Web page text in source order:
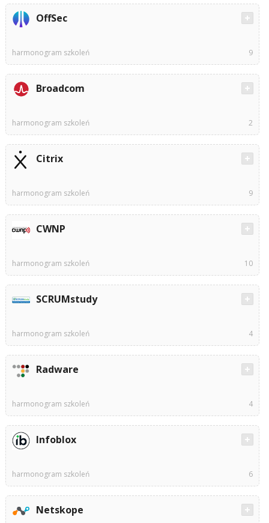
OffSec
harmonogram szkoleń 9
Broadcom
harmonogram szkoleń 2
Citrix
harmonogram szkoleń 9
CWNP
harmonogram szkoleń 10
SCRUMstudy
harmonogram szkoleń 4
Radware
harmonogram szkoleń 4
Infoblox
harmonogram szkoleń 6
Netskope